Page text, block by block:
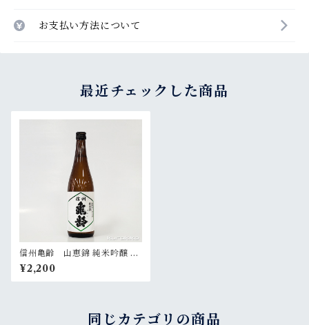
お支払い方法について
最近チェックした商品
信州亀齢 山恵錦 純米吟醸 72
0ml
¥2,200
同じカテゴリの商品